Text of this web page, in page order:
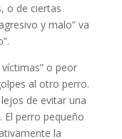
o de ciertas
y malo” va
o peor
al otro perro.
de evitar una
El perro pequeño
la